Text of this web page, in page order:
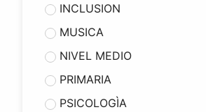
INCLUSION
MUSICA
NIVEL MEDIO
PRIMARIA
PSICOLOGÌA